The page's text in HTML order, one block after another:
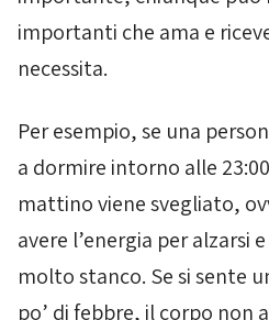
importanti che ama e
necessita.
Per esempio, se una
a dormire intorno alle
mattino viene svegliato,
avere l’energia per alzarsi
molto stanco. Se si sente
po’ di febbre, il corpo non